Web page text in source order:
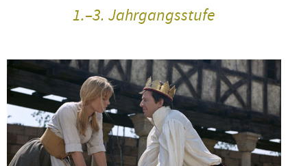
1.–3. Jahrgangsstufe